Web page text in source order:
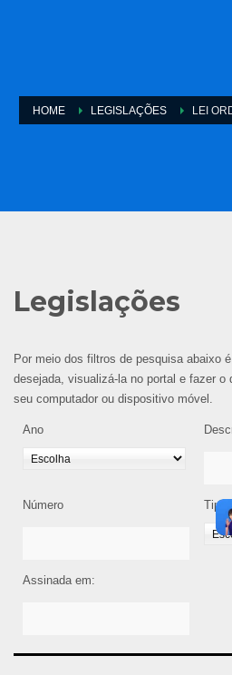
HOME LEGISLAÇÕES LEI
Legislações
Por meio dos filtros de pesquisa abaixo
desejada, visualizá-la no portal e fazer o
seu computador ou dispositivo móvel.
Ano
Número Tipo
Assinada em: